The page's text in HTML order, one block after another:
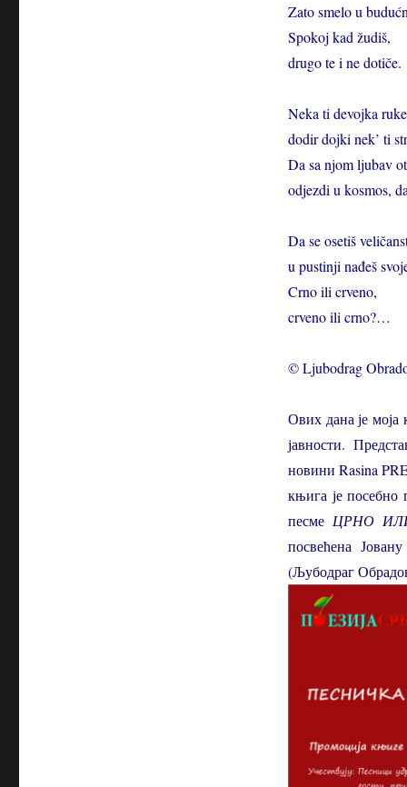
Zato smelo u
Spokoj kad žudiš,
drugo te i ne dotiče.
Neka ti devojka
dodir dojki nek’ ti
Da sa njom ljubav
odjezdi u kosmos,
Da se osetiš
u pustinji nađeš
Crno ili crveno,
crveno ili crno?…
© Ljubodrag
Ових дана је моја
јавности.
новини Rasina
књига је посебно
песме ЦРНО
посвећена
(Љубодраг